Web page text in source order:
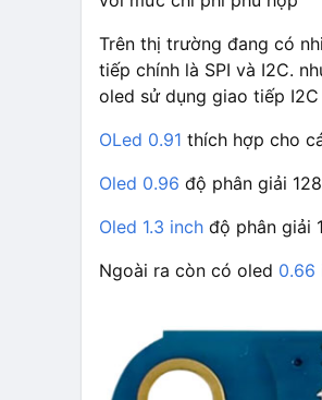
Trên thị trường đang có
tiếp chính là SPI và I2C.
oled sử dụng giao tiếp
OLed 0.91 thích hợp cho
Oled 0.96 độ phân giải
Oled 1.3 inch độ phân giải
Ngoài ra còn có oled 0.66